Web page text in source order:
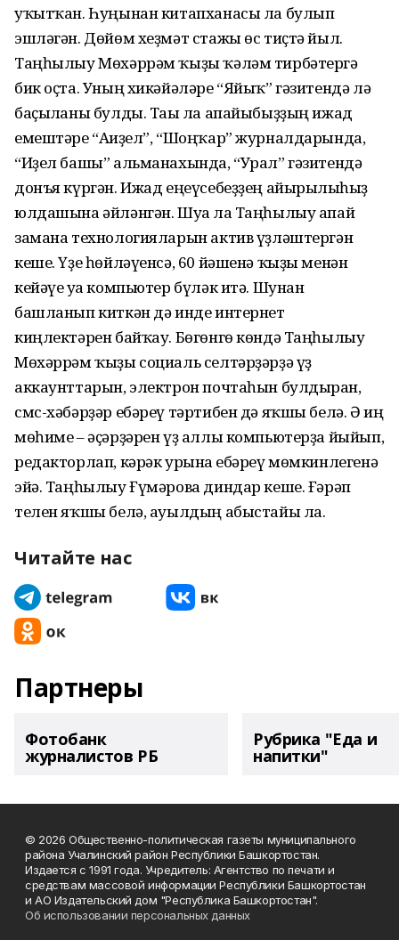
уҡытҡан. Һуңынан китапханасы ла булып
эшләгән. Дөйөм хеҙмәт стажы өс тиҫтә йыл.
Таңһылыу Мөхәррәм ҡыҙы ҡәләм тирбәтергә
бик оҫта. Уның хикәйәләре “Яйыҡ” гәзитендә лә
баҫылғаны булды. Тағы ла апайыбыҙҙың ижад
емештәре “Ағиҙел”, “Шоңҡар” журналдарында,
“Иҙел башы” альманахында, “Урал” гәзитендә
донъя күргән. Ижад еңеүсебеҙҙең айырылғыһыҙ
юлдашына әйләнгән. Шуға ла Таңһылыу апай
замана технологияларын актив үҙләштергән
кеше. Үҙе һөйләүенсә, 60 йәшенә ҡыҙы менән
кейәүе уға компьютер бүләк итә. Шунан
башланып киткән дә инде интернет
киңлектәрен байҡау. Бөгөнгө көндә Таңһылыу
Мөхәррәм ҡыҙы социаль селтәрҙәрҙә үҙ
аккаунттарын, электрон почтаһын булдырған,
смс-хәбәрҙәр ебәреү тәртибен дә яҡшы белә. Ә иң
мөһиме – әҫәрҙәрен үҙ аллы компьютерҙа йыйып,
редакторлап, кәрәк урынға ебәреү мөмкинлегенә
эйә. Таңһылыу Ғүмәрова диндар кеше. Ғәрәп
телен яҡшы белә, ауылдың абыстайы ла.
Читайте нас
Партнеры
Фотобанк
журналистов РБ
Рубрика "Еда и
напитки"
© 2026 Общественно-политическая газеты муниципального
района Учалинский район Республики Башкортостан.
Издается с 1991 года. Учредитель: Агентство по печати и
средствам массовой информации Республики Башкортостан
и АО Издательский дом "Республика Башкортостан".
Об использовании персональных данных